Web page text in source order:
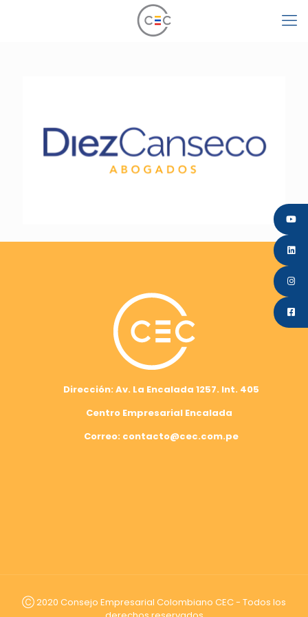
Dirección: Av. La Encalada 1257. Int. 405
Centro Empresarial Encalada
Correo: contacto@cec.com.pe
Ⓒ 2020 Consejo Empresarial Colombiano CEC - Todos los